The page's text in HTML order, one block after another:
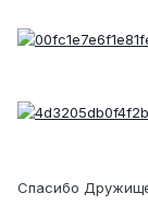
Спасибо